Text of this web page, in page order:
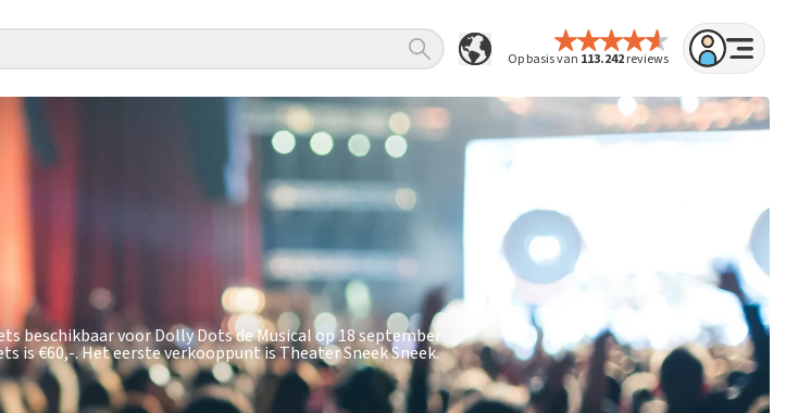
Op basis van 113.242reviews
beschikbaar voor Dolly Dots de Musical op 18 september
is€60,-. Het eerste verkooppunt is Theater Sneek Sneek.